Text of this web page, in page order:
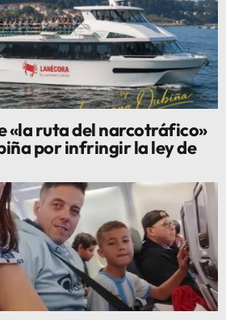
«la ruta del narcotráfico»
por infringir la ley de